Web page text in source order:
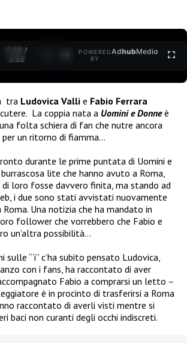
0:29 /
3:35
POWERED
BY
AdhubMedia
tra Ludovica Valli e Fabio Ferrara
La coppia nata a Uomini e Donneè
folta schiera di fan che nutre ancora
per un ritorno di fiamma…
durante le prime puntata di Uomini e
lite che hanno avuto a Roma,
loro fosse davvero finita, ma stando ad
i due sono stati avvistati nuovamente
Roma. Una notizia che ha mandato in
follower che vorrebbero che Fabio e
un’altra possibilità…
“‘i” c’ha subito pensato Ludovica,
con i fans, ha raccontato di aver
Fabio a comprarsi un letto –
è in procinto di trasferirsi a Roma
raccontato di averli visti mentre si
baci non curanti degli occhi indiscreti.